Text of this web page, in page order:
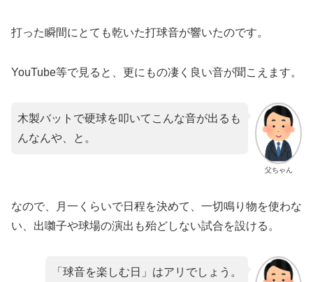
打った瞬間にとても乾いた打球音が響いたのです。
YouTube等で見ると、更にもの凄く良い音が聞こえます。
父ちゃん
木製バットで硬球を叩いてこんな音が出るも
んなんや、と。
なので、月一くらいで日程を決めて、一切鳴り物を使わな
い、出囃子や球場の演出も殆どしない試合を設ける。
「球音を楽しむ日」はアリでしょう。